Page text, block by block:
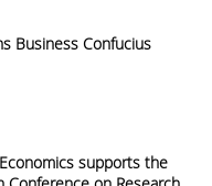
Business Confucius
supports the